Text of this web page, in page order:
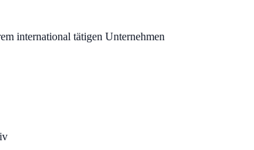
international tätigen Unternehmen